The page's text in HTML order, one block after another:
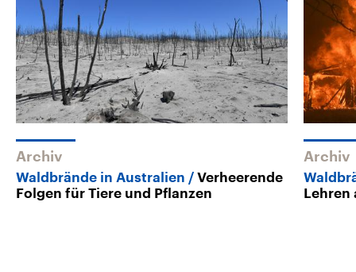
Archiv
Waldbrände in Australien
Verheerende
Folgen für Tiere und Pflanzen
Archiv
Lehren